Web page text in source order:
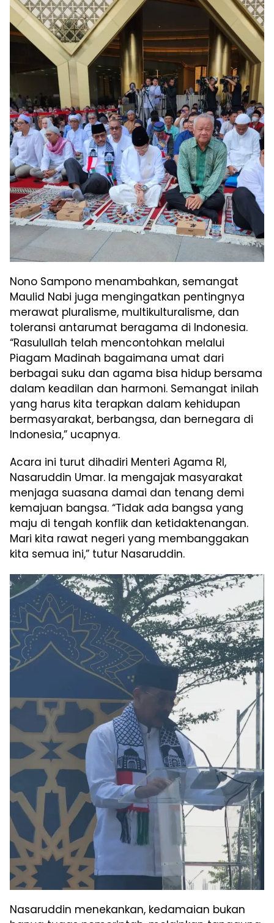
Nono Sampono menambahkan, semangat
Maulid Nabi juga mengingatkan pentingnya
merawat pluralisme, multikulturalisme, dan
toleransi antarumat beragama di Indonesia.
“Rasulullah telah mencontohkan melalui
Piagam Madinah bagaimana umat dari
berbagai suku dan agama bisa hidup bersama
dalam keadilan dan harmoni. Semangat inilah
yang harus kita terapkan dalam kehidupan
bermasyarakat, berbangsa, dan bernegara di
Indonesia,” ucapnya.
Acara ini turut dihadiri Menteri Agama RI,
Nasaruddin Umar. Ia mengajak masyarakat
menjaga suasana damai dan tenang demi
kemajuan bangsa. “Tidak ada bangsa yang
maju di tengah konflik dan ketidaktenangan.
Mari kita rawat negeri yang membanggakan
kita semua ini,” tutur Nasaruddin.
Nasaruddin menekankan, kedamaian bukan